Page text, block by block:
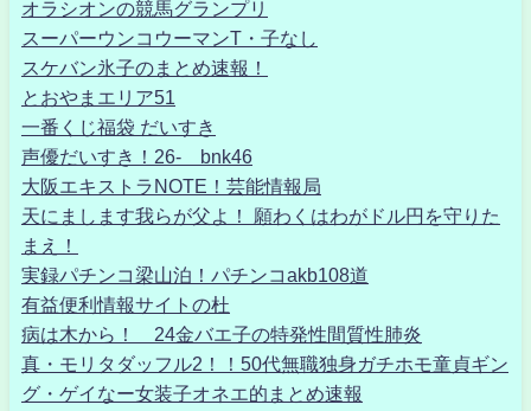
オラシオンの競馬グランプリ
スーパーウンコウーマンT・子なし
スケバン氷子のまとめ速報！
とおやまエリア51
一番くじ福袋 だいすき
声優だいすき！26- bnk46
大阪エキストラNOTE！芸能情報局
天にまします我らが父よ！ 願わくはわがドル円を守りた
まえ！
実録パチンコ梁山泊！パチンコakb108道
有益便利情報サイトの杜
病は木から！ 24金バエ子の特発性間質性肺炎
真・モリタダッフル2！！50代無職独身ガチホモ童貞ギン
グ・ゲイなー女装子オネエ的まとめ速報